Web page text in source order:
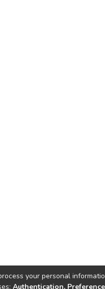
your personal
Authentication,